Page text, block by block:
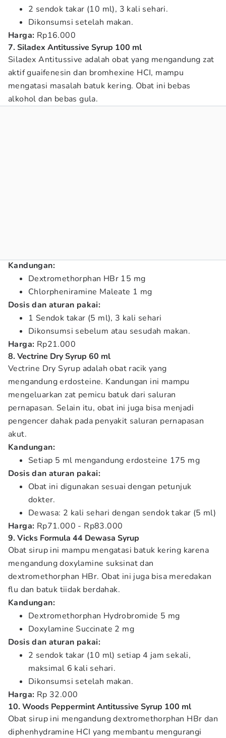
2 sendok takar (10 ml), 3 kali sehari.
Dikonsumsi setelah makan.
Harga: Rp16.000
7. Siladex Antitussive Syrup 100 ml
Siladex Antitussive adalah obat yang mengandung zat
aktif guaifenesin dan bromhexine HCI, mampu
mengatasi masalah batuk kering. Obat ini bebas
alkohol dan bebas gula.
Kandungan:
Dextromethorphan HBr 15 mg
Chlorpheniramine Maleate 1 mg
Dosis dan aturan pakai:
1 Sendok takar (5 ml), 3 kali sehari
Dikonsumsi sebelum atau sesudah makan.
Harga: Rp21.000
8. Vectrine Dry Syrup 60 ml
Vectrine Dry Syrup adalah obat racik yang
mengandung erdosteine. Kandungan ini mampu
mengeluarkan zat pemicu batuk dari saluran
pernapasan. Selain itu, obat ini juga bisa menjadi
pengencer dahak pada penyakit saluran pernapasan
akut.
Kandungan:
Setiap 5 ml mengandung erdosteine 175 mg
Dosis dan aturan pakai:
Obat ini digunakan sesuai dengan petunjuk
dokter.
Dewasa: 2 kali sehari dengan sendok takar (5 ml)
Harga: Rp71.000 - Rp83.000
9. Vicks Formula 44 Dewasa Syrup
Obat sirup ini mampu mengatasi batuk kering karena
mengandung doxylamine suksinat dan
dextromethorphan HBr. Obat ini juga bisa meredakan
flu dan batuk tiidak berdahak.
Kandungan:
Dextromethorphan Hydrobromide 5 mg
Doxylamine Succinate 2 mg
Dosis dan aturan pakai:
2 sendok takar (10 ml) setiap 4 jam sekali,
maksimal 6 kali sehari.
Dikonsumsi setelah makan.
Harga: Rp 32.000
10. Woods Peppermint Antitussive Syrup 100 ml
Obat sirup ini mengandung dextromethorphan HBr dan
diphenhydramine HCI yang membantu mengurangi